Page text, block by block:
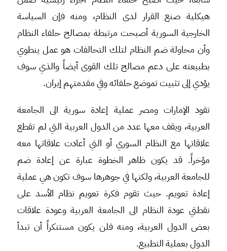
هيكلية صنع القرار لدى النظام، ومنه فإن السياسة
الخارجية السورية أصبحت مرتبطة بمصالح حلفاء النظام
وأن محاولة ضم النظام لتلك التحالفات هو عمل ينطوي
بطبيعته على دعم مصالح تلك القوى أيضاً والذي سوف
يؤدي إلى تثبيت تموضع حلفائه وفي مقدمتهم إيران.
تقود الإمارات ومصر عملية إعادة سورية الى الجامعة
العربية، ويقف معها عدد من الدول العربية التي لم تقطع
علاقاتها مع النظام السوري أو التي أعادت علاقاتها معه
مؤخراً. قد يكون ظاهر الخطوة عبارة عن إعادة ضم
للجامعة العربية، ولكنها في جوهرها سوف تكون هي عملية
إعادة تعويم. حيث تقوم فكرة تعويم نظام الأسد على
نقطتي عودة النظام الى الجامعة العربية وعودة علاقات
بعض الدول العربية، ومنه فلن يكون مستنكراً أن تبدأ
الدول بعملية التطبيع.